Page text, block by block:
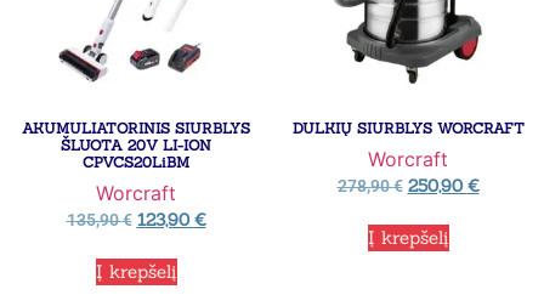
AKUMULIATORINIS SIURBLYS
ŠLUOTA 20V LI-ION
CPVCS20LiBM
Worcraft
135,90€ 123,90€
Į krepšelį
DULKIŲ SIURBLYS WORCRAFT
Worcraft
278,90€ 250,90€
Į krepšelį